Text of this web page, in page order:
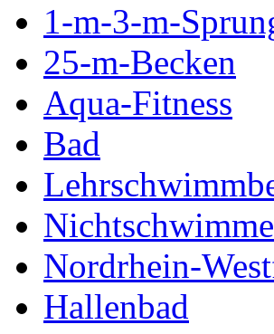
1-m-3-m-
25-m-Becken
Aqua-Fitness
Bad
Nordrhein-
Hallenbad